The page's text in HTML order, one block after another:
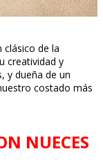
clásico de la
creatividad y
y dueña de un
costado más
NUECES